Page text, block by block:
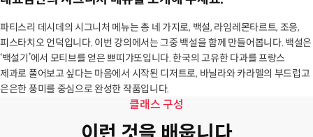
파티스리 데시데의 시그니처 메뉴는 총 네 가지로, 백설, 라임레몬타르트, 조응,
피스타치오 언덕입니다. 이번 강의에서는 그중 백설을 함께 만들어봅니다. 백설은
‘백설기’에서 모티브를 얻은 쁘띠갸또입니다. 한국의 고유한 다과를 프랑스
제과로 풀어보고 싶다는 마음에서 시작된 디저트로, 바닐라와 카라멜의 부드럽고
은은한 풍미를 중심으로 완성한 작품입니다.
클래스 구성